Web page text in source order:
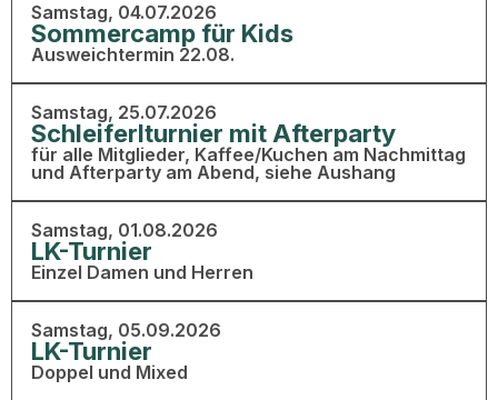
Samstag, 04.07.2026
Sommercamp für Kids
Ausweichtermin 22.08.
Samstag, 25.07.2026
Schleiferlturnier mit Afterparty
für alle Mitglieder, Kaffee/Kuchen am Nachmittag
und Afterparty am Abend, siehe Aushang
Samstag, 01.08.2026
LK-Turnier
Einzel Damen und Herren
Samstag, 05.09.2026
LK-Turnier
Doppel und Mixed